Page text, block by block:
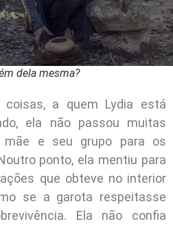
dela mesma?
a quem Lydia está
ela não passou muitas
mãe e seu grupo para os
ponto, ela mentiu para
que obteve no interior
se a garota respeitasse
Ela não confia